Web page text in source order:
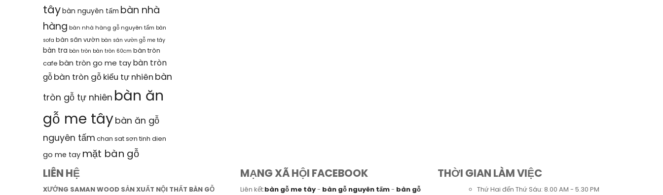
tâybàn nguyên tấm bàn nhà
hàng bàn nhà hàng gỗ nguyên tấm bàn
sofa bàn sân vườn bàn sân vườn gỗ me tây
bàn tra bàn tròn bàn tròn 60cm bàn tròn
cafe bàn tròn go me taybàn tròn
gỗbàn tròn gỗ kiểu tự nhiên bàn
tròn gỗ tự nhiên bàn ăn
gỗ me tâybàn ăn gỗ
nguyên tấm chan sat sơn tinh dien
go me tay mặt bàn gỗ
LIÊN HỆ
XƯỞNG SAMAN WOOD SẢN XUẤT NỘI THẤT BÀN GỖ
MẠNG XÃ HỘI FACEBOOK
Liên kết:bàn gỗ me tây- bàn gỗ nguyên tấm- bàn gỗ
THỜI GIAN LÀM VIỆC
Thứ Hai đến Thứ Sáu: 8.00 AM - 5.30 PM